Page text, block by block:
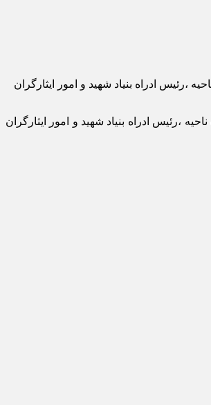
سپاه ناحیه ،رئیس ادراه بنیاد شهید و امور ایثارگران
سپاه ناحیه ،رئیس ادراه بنیاد شهید و امور ایثارگران